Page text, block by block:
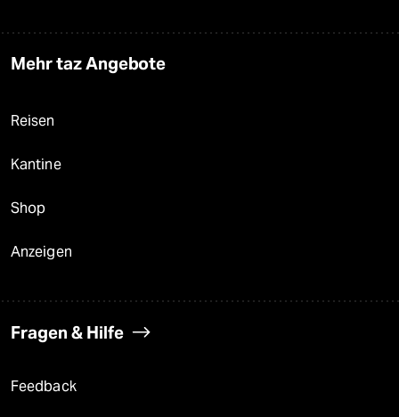
Mehr taz Angebote
Reisen
Kantine
Shop
Anzeigen
Fragen & Hilfe
Feedback